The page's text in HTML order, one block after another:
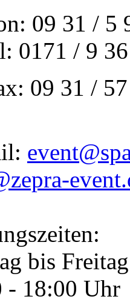
09 31 / 5
0171 / 9
09 31 /
bis Freitag
- 18:00 Uhr